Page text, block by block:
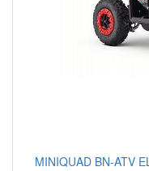
MINIQUAD BN-ATV